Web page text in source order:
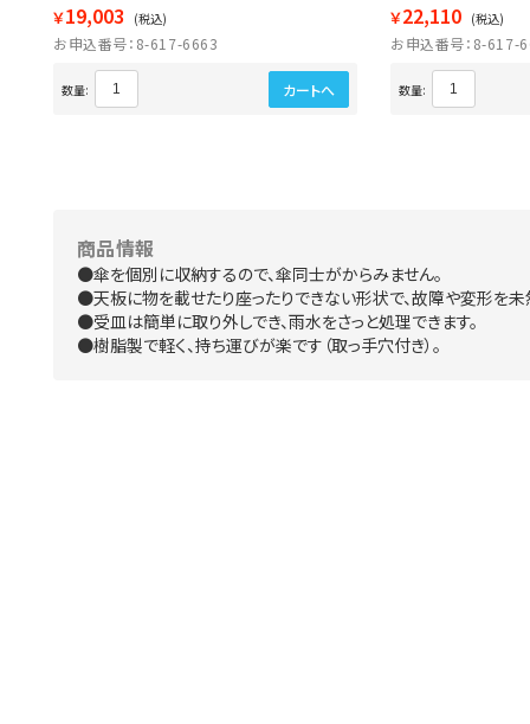
￥19,003 (税込)
お申込番号：8-617-6663
数量: カートへ
￥22,110 (税込)
お申込番号：8-617-
数量:
商品情報
●傘を個別に収納するので、傘同士がからみません。
●天板に物を載せたり座ったりできない形状で、故障や変形を未
●受皿は簡単に取り外しでき、雨水をさっと処理できます。
●樹脂製で軽く、持ち運びが楽です（取っ手穴付き）。